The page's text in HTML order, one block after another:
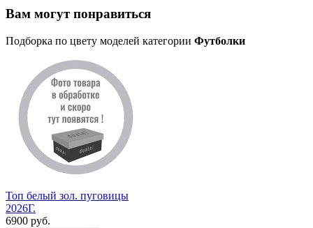
Вам могут понравиться
Подборка по цвету моделей категории Футболки
Топ белый зол. пуговицы
2026Г.
6900 руб.